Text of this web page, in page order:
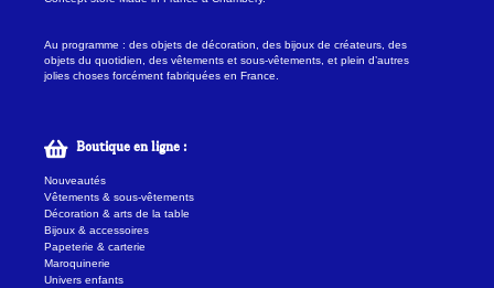
Au programme : des objets de décoration, des bijoux de créateurs, des
objets du quotidien, des vêtements et sous-vêtements, et plein d’autres
jolies choses forcément fabriquées en France.
Boutique en ligne :
Nouveautés
Vêtements & sous-vêtements
Décoration & arts de la table
Bijoux & accessoires
Papeterie & carterie
Maroquinerie
Univers enfants